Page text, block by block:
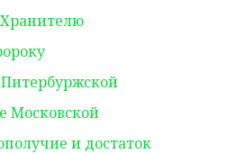
Московской
и достаток